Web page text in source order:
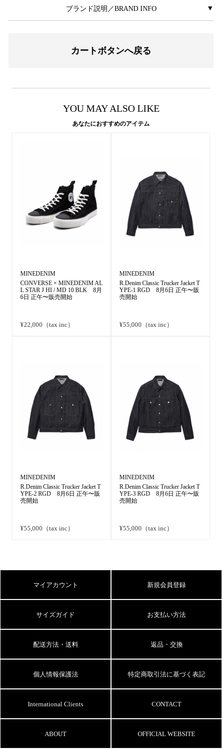
ブランド説明／BRAND INFO ▲
カートボタンへ戻る
YOU MAY ALSO LIKE
あなたにおすすめのアイテム
MINEDENIM
CONVERSE × MINEDENIM AL
L STAR J HI / MD 10 BLK 8月
6日 正午〜販売開始
¥22,000（tax inc）
MINEDENIM
R.Denim Classic Trucker Jacket T
YPE-1 RGD 8月6日 正午〜販
売開始
¥55,000（tax inc）
MINEDENIM
R.Denim Classic Trucker Jacket T
YPE-2 RGD 8月6日 正午〜販
売開始
¥55,000（tax inc）
MINEDENIM
R.Denim Classic Trucker Jacket T
YPE-3 RGD 8月6日 正午〜販
売開始
¥55,000（tax inc）
マイアカウント 新規会員登録
サイズガイド お支払い方法
配送方法・送料 返品・交換
個人情報保護法 特定商取引法に基づく表記
International Clients CONTACT
ABOUT OFFICIAL WEBSITE